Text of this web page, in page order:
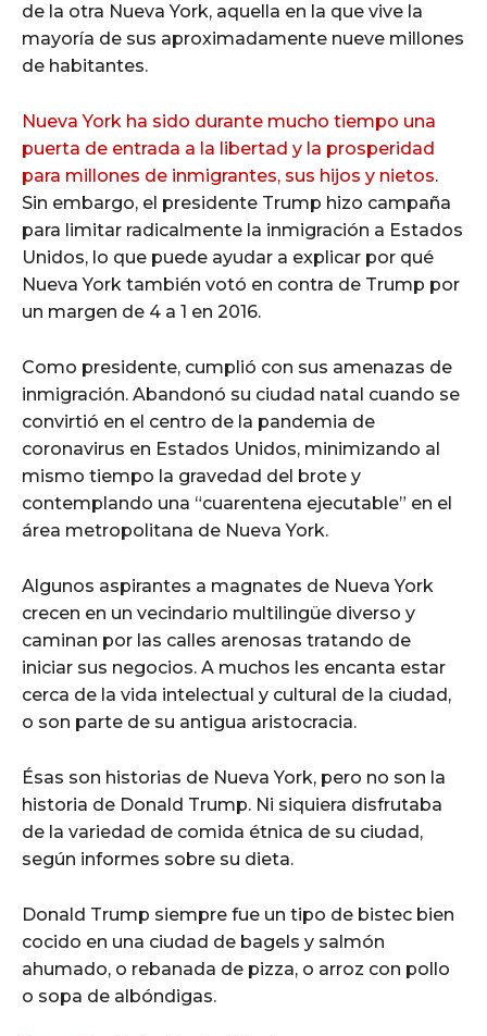
de la otra Nueva York, aquella en la que vive la
mayoría de sus aproximadamente nueve millones
de habitantes.
Nueva York ha sido durante mucho tiempo una
puerta de entrada a la libertad y la prosperidad
para millones de inmigrantes, sus hijos y nietos.
Sin embargo, el presidente Trump hizo campaña
para limitar radicalmente la inmigración a Estados
Unidos, lo que puede ayudar a explicar por qué
Nueva York también votó en contra de Trump por
un margen de 4 a 1 en 2016.
Como presidente, cumplió con sus amenazas de
inmigración. Abandonó su ciudad natal cuando se
convirtió en el centro de la pandemia de
coronavirus en Estados Unidos, minimizando al
mismo tiempo la gravedad del brote y
contemplando una “cuarentena ejecutable” en el
área metropolitana de Nueva York.
Algunos aspirantes a magnates de Nueva York
crecen en un vecindario multilingüe diverso y
caminan por las calles arenosas tratando de
iniciar sus negocios. A muchos les encanta estar
cerca de la vida intelectual y cultural de la ciudad,
o son parte de su antigua aristocracia.
Ésas son historias de Nueva York, pero no son la
historia de Donald Trump. Ni siquiera disfrutaba
de la variedad de comida étnica de su ciudad,
según informes sobre su dieta.
Donald Trump siempre fue un tipo de bistec bien
cocido en una ciudad de bagels y salmón
ahumado, o rebanada de pizza, o arroz con pollo
o sopa de albóndigas.